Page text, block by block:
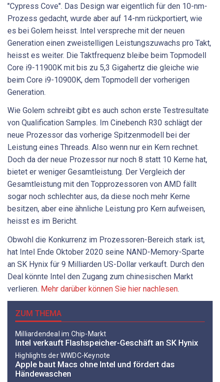
"Cypress Cove". Das Design war eigentlich für den 10-nm-
Prozess gedacht, wurde aber auf 14-nm rückportiert, wie
es bei Golem heisst. Intel verspreche mit der neuen
Generation einen zweistelligen Leistungszuwachs pro Takt,
heisst es weiter. Die Taktfrequenz bleibe beim Topmodell
Core i9-11900K mit bis zu 5,3 Gigahertz die gleiche wie
beim Core i9-10900K, dem Topmodell der vorherigen
Generation.
Wie Golem schreibt gibt es auch schon erste Testresultate
von Qualification Samples. Im Cinebench R30 schlägt der
neue Prozessor das vorherige Spitzenmodell bei der
Leistung eines Threads. Also wenn nur ein Kern rechnet.
Doch da der neue Prozessor nur noch 8 statt 10 Kerne hat,
bietet er weniger Gesamtleistung. Der Vergleich der
Gesamtleistung mit den Topprozessoren von AMD fällt
sogar noch schlechter aus, da diese noch mehr Kerne
besitzen, aber eine ähnliche Leistung pro Kern aufweisen,
heisst es im Bericht.
Obwohl die Konkurrenz im Prozessoren-Bereich stark ist,
hat Intel Ende Oktober 2020 seine NAND-Memory-Sparte
an SK Hynix für 9 Milliarden US-Dollar verkauft. Durch den
Deal könnte Intel den Zugang zum chinesischen Markt
verlieren. Mehr darüber können Sie hier nachlesen.
ZUM THEMA
Milliardendeal im Chip-Markt
Intel verkauft Flashspeicher-Geschäft an SK Hynix
Highlights der WWDC-Keynote
Apple baut Macs ohne Intel und fördert das
Händewaschen